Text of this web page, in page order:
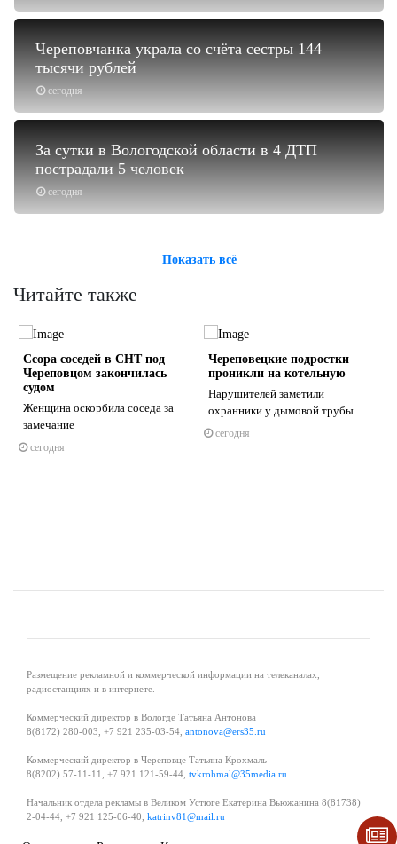
сегодня
Череповчанка украла со счёта сестры 144
тысячи рублей
сегодня
За сутки в Вологодской области в 4 ДТП
пострадали 5 человек
Показать всё
Читайте также
Ссора соседей в СНТ под
Череповцом закончилась
судом
Женщина оскорбила соседа за
замечание
сегодня
Череповецкие подростки
проникли на котельную
Нарушителей заметили
охранники у дымовой трубы
сегодня
Размещение рекламной и коммерческой информации на телеканалах,
радиостанциях и в интернете.
Коммерческий директор в Вологде Татьяна Антонова
8(8172) 280-003, +7 921 235-03-54, antonova@ers35.ru
Коммерческий директор в Череповце Татьяна Крохмаль
8(8202) 57-11-11, +7 921 121-59-44, tvkrohmal@35media.ru
Начальник отдела рекламы в Великом Устюге Екатерина Вьюжанина 8(81738)
2-04-44, +7 921 125-06-40, katrinv81@mail.ru